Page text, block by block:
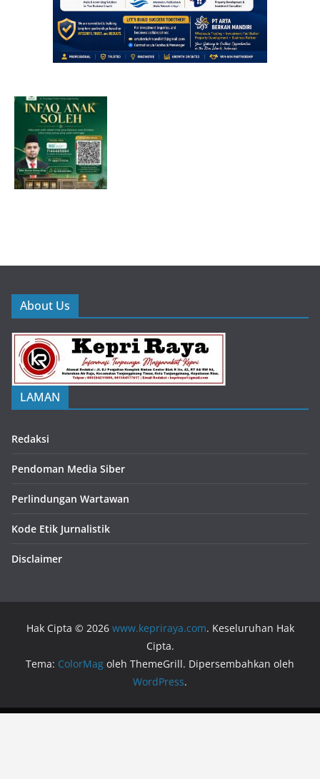
About Us
LAMAN
Redaksi
Pendoman Media Siber
Perlindungan Wartawan
Kode Etik Jurnalistik
Disclaimer
Hak Cipta © 2026 www.kepriraya.com. Keseluruhan Hak
Cipta.
Tema: ColorMag oleh ThemeGrill. Dipersembahkan oleh
WordPress.